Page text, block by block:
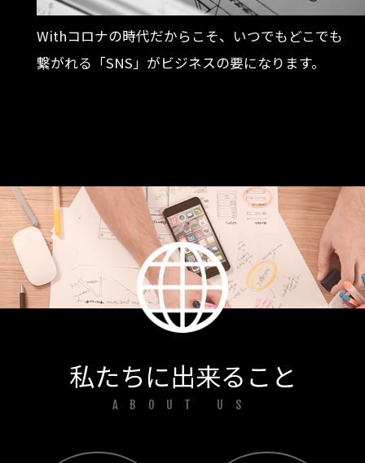
Withコロナの時代だからこそ、いつでもどこでも
繋がれる「SNS」がビジネスの要になります。
私たちに出来ること
ABOUT US